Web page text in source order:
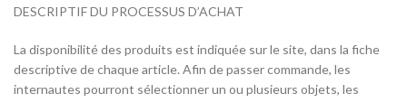
DESCRIPTIF DU PROCESSUS D’ACHAT
La disponibilité des produits est indiquée sur le site, dans la fiche
descriptive de chaque article. Afin de passer commande, les
internautes pourront sélectionner un ou plusieurs objets, les